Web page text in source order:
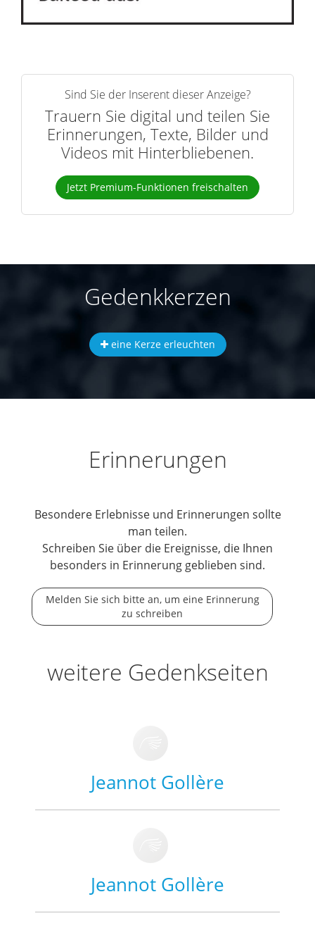
Sind Sie der Inserent dieser Anzeige?
Trauern Sie digital und teilen Sie
Erinnerungen, Texte, Bilder und
Videos mit Hinterbliebenen.
Jetzt Premium-Funktionen freischalten
Gedenkkerzen
eine Kerze erleuchten
Erinnerungen
Besondere Erlebnisse und Erinnerungen sollte
man teilen.
Schreiben Sie über die Ereignisse, die Ihnen
besonders in Erinnerung geblieben sind.
Melden Sie sich bitte an, um eine Erinnerung
zu schreiben
weitere Gedenkseiten
Jeannot Gollère
Jeannot Gollère